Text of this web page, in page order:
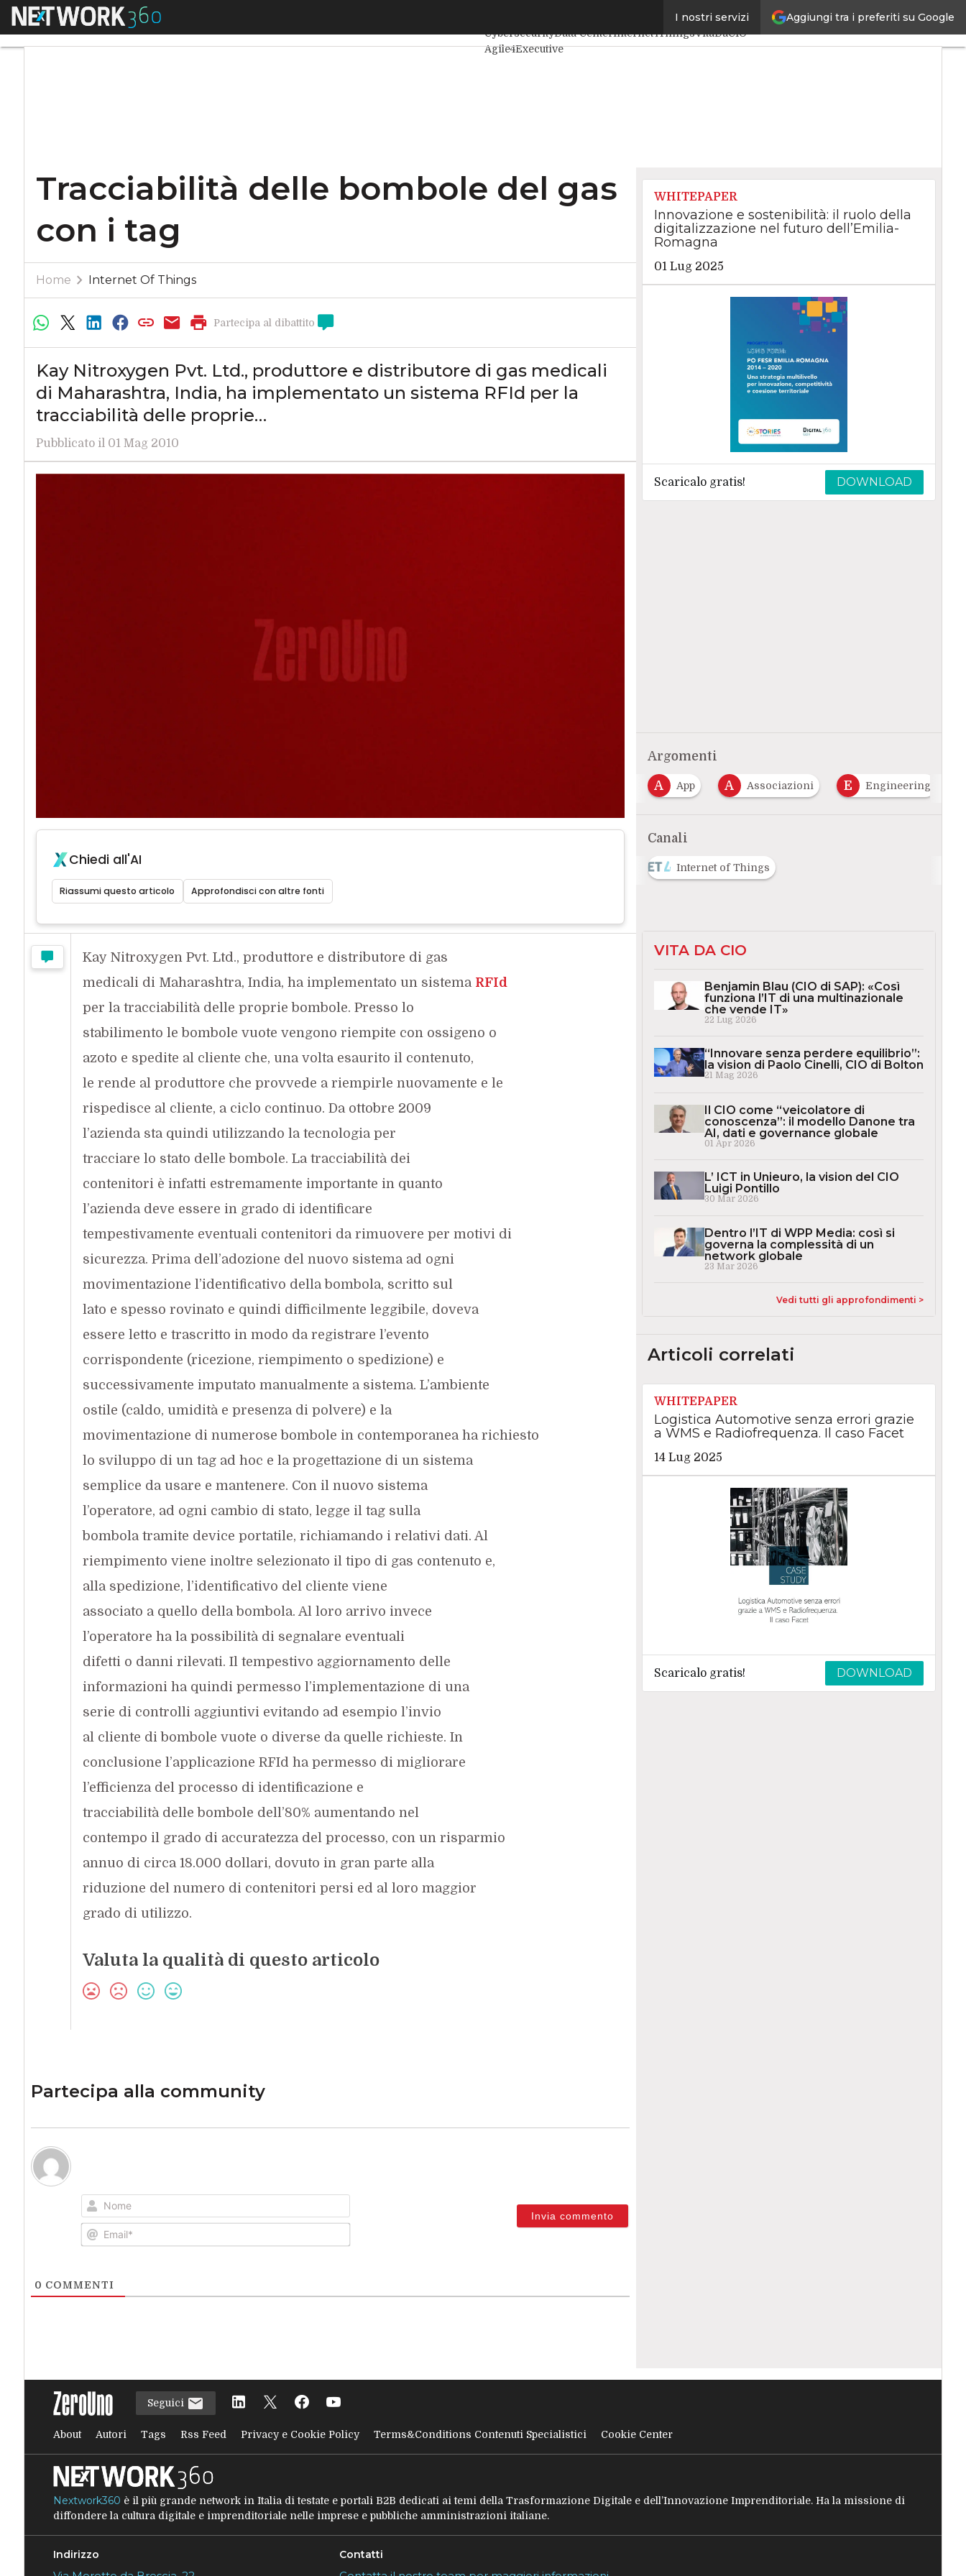
Aggiungi tra i preferiti su Google
I nostri servizi
Menu
Big Data
CybersecurityData CenterInternet4ThingsVitaDaCIO
Agile4Executive
Tracciabilità delle bombole del gas
con i tag
Home Internet Of Things
Partecipa al dibattito
Kay Nitroxygen Pvt. Ltd., produttore e distributore di gas medicali
di Maharashtra, India, ha implementato un sistema RFId per la
tracciabilità delle proprie…
Pubblicato il 01 Mag 2010
Chiedi all'AI
Riassumi questo articolo Approfondisci con altre fonti
Kay Nitroxygen Pvt. Ltd., produttore e distributore di gas
medicali di Maharashtra, India, ha implementato un sistema RFId
per la tracciabilità delle proprie bombole. Presso lo
stabilimento le bombole vuote vengono riempite con ossigeno o
azoto e spedite al cliente che, una volta esaurito il contenuto,
le rende al produttore che provvede a riempirle nuovamente e le
rispedisce al cliente, a ciclo continuo. Da ottobre 2009
l’azienda sta quindi utilizzando la tecnologia per
tracciare lo stato delle bombole. La tracciabilità dei
contenitori è infatti estremamente importante in quanto
l’azienda deve essere in grado di identificare
tempestivamente eventuali contenitori da rimuovere per motivi di
sicurezza. Prima dell’adozione del nuovo sistema ad ogni
movimentazione l’identificativo della bombola, scritto sul
lato e spesso rovinato e quindi difficilmente leggibile, doveva
essere letto e trascritto in modo da registrare l’evento
corrispondente (ricezione, riempimento o spedizione) e
successivamente imputato manualmente a sistema. L’ambiente
ostile (caldo, umidità e presenza di polvere) e la
movimentazione di numerose bombole in contemporanea ha richiesto
lo sviluppo di un tag ad hoc e la progettazione di un sistema
semplice da usare e mantenere. Con il nuovo sistema
l’operatore, ad ogni cambio di stato, legge il tag sulla
bombola tramite device portatile, richiamando i relativi dati. Al
riempimento viene inoltre selezionato il tipo di gas contenuto e,
alla spedizione, l’identificativo del cliente viene
associato a quello della bombola. Al loro arrivo invece
l’operatore ha la possibilità di segnalare eventuali
difetti o danni rilevati. Il tempestivo aggiornamento delle
informazioni ha quindi permesso l’implementazione di una
serie di controlli aggiuntivi evitando ad esempio l’invio
al cliente di bombole vuote o diverse da quelle richieste. In
conclusione l’applicazione RFId ha permesso di migliorare
l’efficienza del processo di identificazione e
tracciabilità delle bombole dell’80% aumentando nel
contempo il grado di accuratezza del processo, con un risparmio
annuo di circa 18.000 dollari, dovuto in gran parte alla
riduzione del numero di contenitori persi ed al loro maggior
grado di utilizzo.
Valuta la qualità di questo articolo
Partecipa alla community
Nome
Email*
0 COMMENTI
WHITEPAPER
Innovazione e sostenibilità: il ruolo della
digitalizzazione nel futuro dell’Emilia-
Romagna
01 Lug 2025
Scaricalo gratis! DOWNLOAD
Argomenti
App A Associazioni E Engineering E
Canali
Internet of Things
VITA DA CIO
Benjamin Blau (CIO di SAP): «Così
funziona l’IT di una multinazionale
che vende IT»
22 Lug 2026
“Innovare senza perdere equilibrio”:
la vision di Paolo Cinelli, CIO di Bolton
21 Mag 2026
Il CIO come “veicolatore di
conoscenza”: il modello Danone tra
AI, dati e governance globale
01 Apr 2026
L’ ICT in Unieuro, la vision del CIO
Luigi Pontillo
30 Mar 2026
Dentro l’IT di WPP Media: così si
governa la complessità di un
network globale
23 Mar 2026
Vedi tutti gli approfondimenti >
Articoli correlati
WHITEPAPER
Logistica Automotive senza errori grazie
a WMS e Radiofrequenza. Il caso Facet
14 Lug 2025
Scaricalo gratis! DOWNLOAD
Seguici
About Autori Tags Rss Feed Privacy e Cookie Policy Terms&Conditions Contenuti Specialistici Cookie Center
Nextwork360 è il più grande network in Italia di testate e portali B2B dedicati ai temi della Trasformazione Digitale e dell’Innovazione Imprenditoriale. Ha la missione di
diffondere la cultura digitale e imprenditoriale nelle imprese e pubbliche amministrazioni italiane.
Indirizzo Contatti